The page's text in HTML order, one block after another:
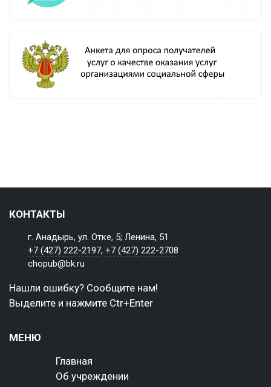
КОНТАКТЫ
г. Анадырь, ул. Отке, 5; Ленина, 51
+7 (427) 222-2197,+7 (427) 222-2708
chopub@bk.ru
Нашли ошибку? Сообщите нам!
Выделите и нажмите Ctr+Enter
МЕНЮ
Главная
Об учреждении